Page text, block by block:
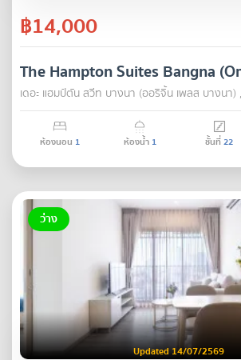
฿14,000
The Hampton Suites Bangna
เดอะ แฮมป์ตัน สวีท บางนา (ออริจิ้น เพลส บางนา)
ห้องนอน 1 ห้องน้ำ 1 ชั้นที่22
ว่าง
Updated 14/07/2569